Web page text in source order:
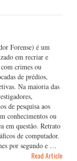
Forense) é um
em recriar e
crimes ou
de prédios,
Na maioria das
de pesquisa aos
conhecimentos ou
em questão. Retrato
de computador.
por segundo e …
Read Article